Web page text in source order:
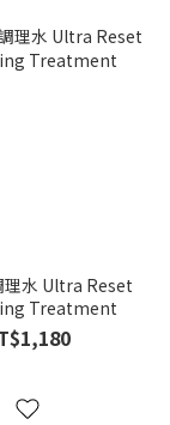
理水 Ultra Reset
Treatment